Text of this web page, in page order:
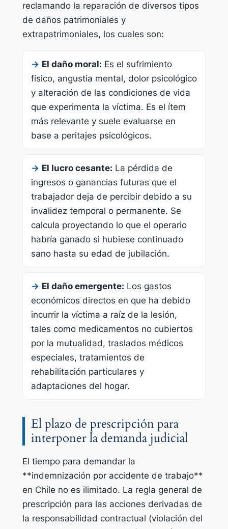
reclamando la reparación de diversos tipos
de daños patrimoniales y
extrapatrimoniales, los cuales son:
→ El daño moral: Es el sufrimiento
físico, angustia mental, dolor psicológico
y alteración de las condiciones de vida
que experimenta la víctima. Es el ítem
más relevante y suele evaluarse en
base a peritajes psicológicos.
→ El lucro cesante: La pérdida de
ingresos o ganancias futuras que el
trabajador deja de percibir debido a su
invalidez temporal o permanente. Se
calcula proyectando lo que el operario
habría ganado si hubiese continuado
sano hasta su edad de jubilación.
→ El daño emergente: Los gastos
económicos directos en que ha debido
incurrir la víctima a raíz de la lesión,
tales como medicamentos no cubiertos
por la mutualidad, traslados médicos
especiales, tratamientos de
rehabilitación particulares y
adaptaciones del hogar.
El plazo de prescripción para
interponer la demanda judicial
El tiempo para demandar la
**indemnización por accidente de trabajo**
en Chile no es ilimitado. La regla general de
prescripción para las acciones derivadas de
la responsabilidad contractual (violación del